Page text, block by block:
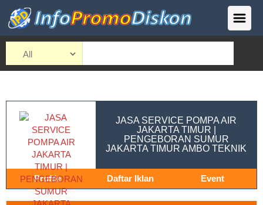
JASA SERVICE POMPA AIR
JAKARTA TIMUR |
PENGEBORAN SUMUR
JAKARTA TIMUR AMBO TEKNIK
Profile Daftar Iklan Event